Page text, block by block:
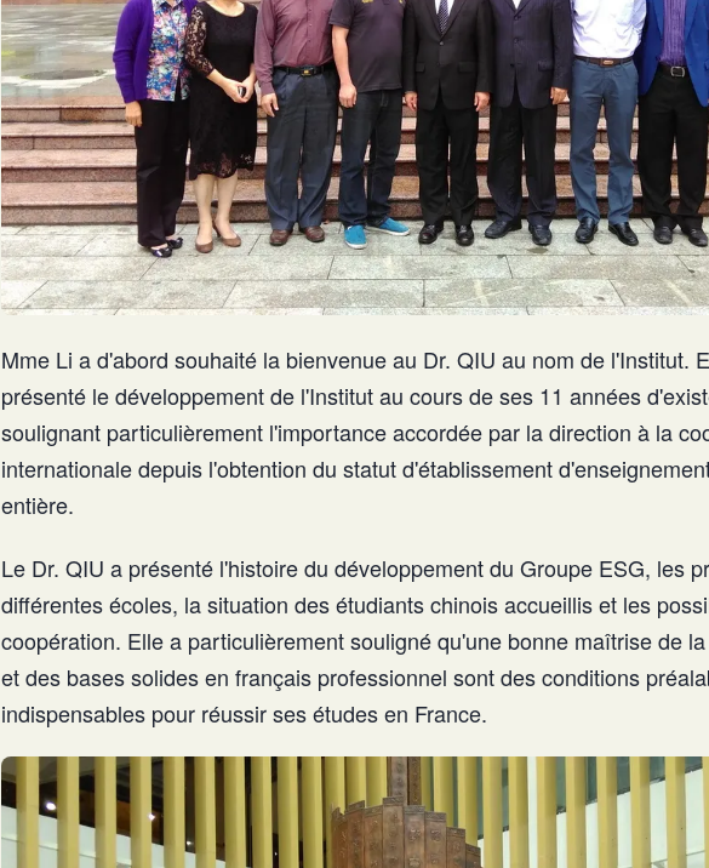
Mme Li a d'abord souhaité la bienvenue au Dr. QIU au nom de l'Institut.
présenté le développement de l'Institut au cours de ses 11 années
soulignant particulièrement l'importance accordée par la direction à la
internationale depuis l'obtention du statut d'établissement
entière.
Le Dr. QIU a présenté l'histoire du développement du Groupe ESG, les
différentes écoles, la situation des étudiants chinois accueillis et les
coopération. Elle a particulièrement souligné qu'une bonne maîtrise de
et des bases solides en français professionnel sont des conditions
indispensables pour réussir ses études en France.